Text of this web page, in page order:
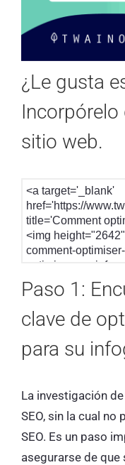
¿Le gusta
sitio web.
<a target='_blank'
href='https://
title='Comment
<img
comment-
optimiser vos
<br/>Fuente de la
target='_blank'
infographies-seo/'
Paso 1:
clave de
para su
La investigación
SEO, sin la cual
SEO. Es un paso
asegurarse de